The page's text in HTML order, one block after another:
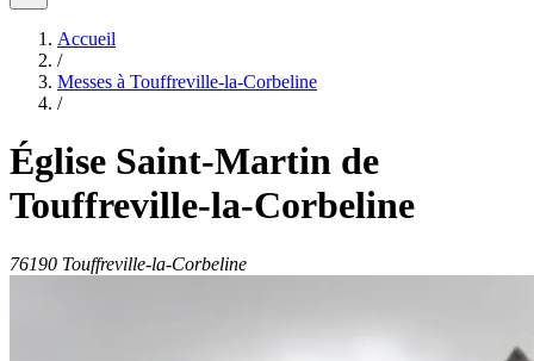
Accueil
/
Messes à Touffreville-la-Corbeline
/
Église Saint-Martin de
Touffreville-la-Corbeline
76190 Touffreville-la-Corbeline